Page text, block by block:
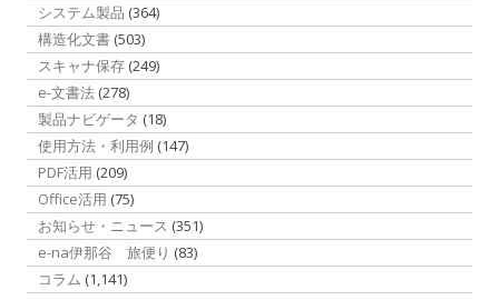
システム製品 (364)
構造化文書 (503)
スキャナ保存 (249)
e-文書法 (278)
製品ナビゲータ (18)
使用方法・利用例 (147)
PDF活用 (209)
Office活用 (75)
お知らせ・ニュース (351)
e-na伊那谷 旅便り (83)
コラム (1,141)